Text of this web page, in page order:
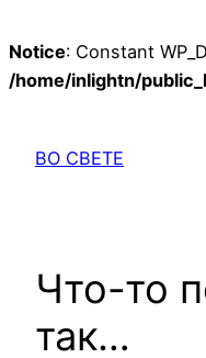
Notice: Constant
/home/inlightn/
содержимому
ВО СВЕТЕ
Что-то
так…